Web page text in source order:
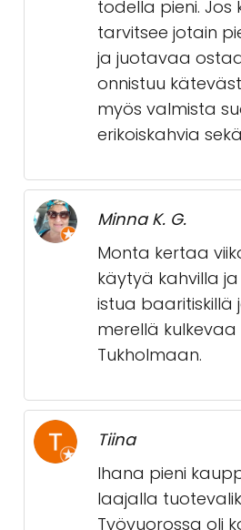
todella pieni. Jos
tarvitsee jotain
ja juotavaa
onnistuu
myös valmista
erikoiskahvia
Minna K. G.
Monta kertaa
käytyä kahvilla
istua baaritiskillä
merellä kulkevaa
Tukholmaan.
Tiina
Ihana pieni
laajalla
Työvuorossa oli